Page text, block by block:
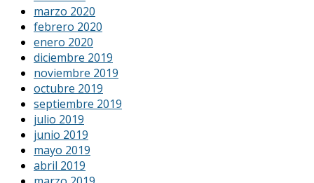
marzo 2020
febrero 2020
enero 2020
diciembre 2019
noviembre 2019
octubre 2019
septiembre 2019
julio 2019
junio 2019
mayo 2019
abril 2019